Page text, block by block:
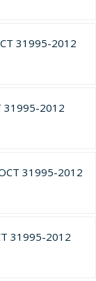
31995-2012
2012
31995-2012
31995-2012